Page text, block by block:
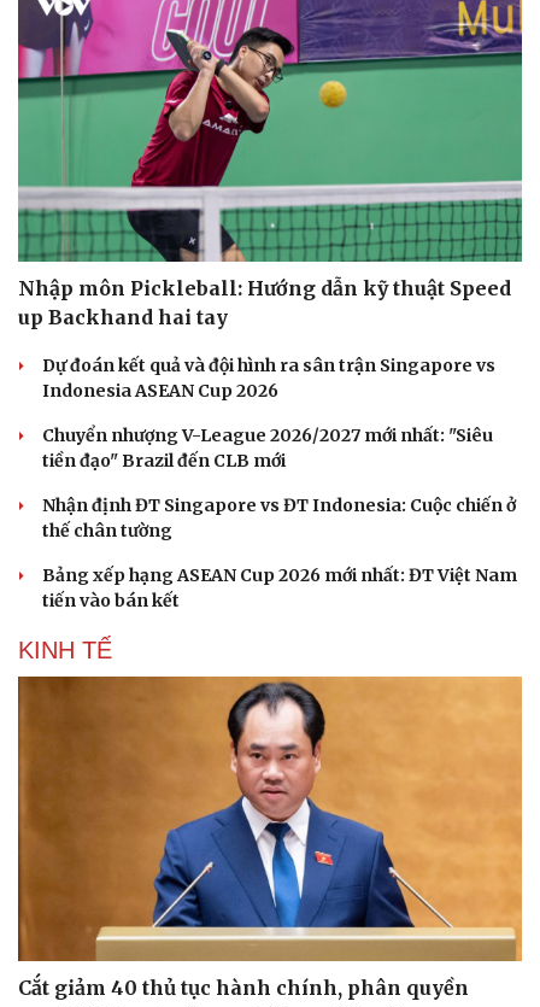
Sức khỏe
Cây thuốc
Sản phụ khoa
Nhi khoa
Nam khoa
Làm đẹp - giảm cân
Phòng mạch online
Ăn sạch sống khỏe
Blog
Nhập môn Pickleball: Hướng dẫn kỹ thuật Speed
up Backhand hai tay
Dự đoán kết quả và đội hình ra sân trận Singapore vs
Indonesia ASEAN Cup 2026
Chuyển nhượng V-League 2026/2027 mới nhất: "Siêu
tiền đạo" Brazil đến CLB mới
Nhận định ĐT Singapore vs ĐT Indonesia: Cuộc chiến ở
thế chân tường
Bảng xếp hạng ASEAN Cup 2026 mới nhất: ĐT Việt Nam
tiến vào bán kết
KINH TẾ
Cắt giảm 40 thủ tục hành chính, phân quyền